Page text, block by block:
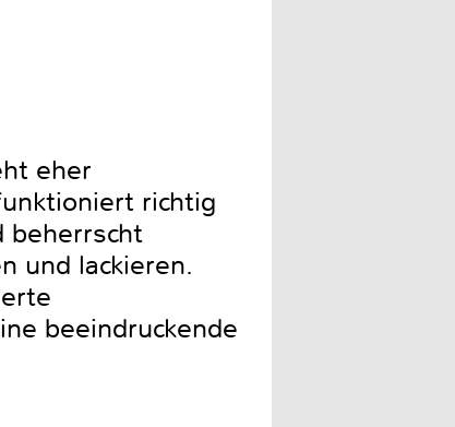
eher
richtig
beherrscht
und lackieren.
beeindruckende